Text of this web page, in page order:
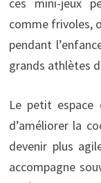
ces mini-jeux
comme frivoles,
pendant
grands athlètes
Le petit espace
d’améliorer la
devenir plus
accompagne